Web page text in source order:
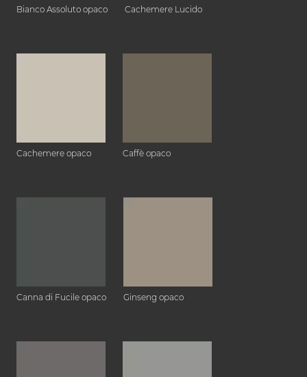
Bianco Assoluto opaco Cachemere Lucido
Cachemere opaco Caffè opaco
Canna di Fucile opaco Ginseng opaco